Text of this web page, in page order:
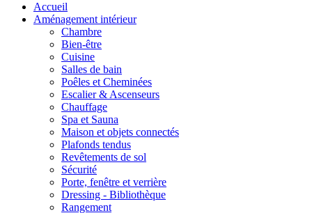
Accueil
Aménagement intérieur
Chambre
Bien-être
Cuisine
Salles de bain
Poêles et Cheminées
Escalier & Ascenseurs
Chauffage
Spa et Sauna
Maison et objets connectés
Plafonds tendus
Revêtements de sol
Sécurité
Porte, fenêtre et verrière
Dressing - Bibliothèque
Rangement